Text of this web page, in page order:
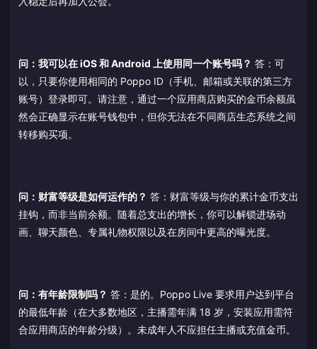
问：我可以在 iOS 和 Android 上使用同一个账号吗？ 答：可
以，只要你使用相同的 Poppo ID（手机、邮箱或关联的第三方
账号）登录即可。请注意，通过一个应用商店购买的金币余额虽
然会正确显示在账号钱包中，但你无法在不同商店生态系统之间
转移购买项。
问：财富等级是如何运作的？ 答：财富等级与你的累计金币支出
挂钩，而非当前余额。随着总支出的增长，你可以解锁进场动
画、聊天颜色、专属礼物权限以及在房间中更高的曝光度。
问：有年龄限制吗？ 答：是的。Poppo Live 要求用户达到平台
的最低年龄（在大多数地区，主播需年满 18 岁，安装应用需符
合应用商店的年龄分级）。未成年人不应担任主播或充值金币。